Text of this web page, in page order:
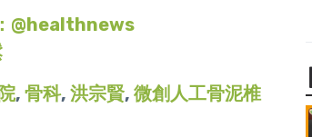
@healthnews
, 骨科, 洪宗賢, 微創人工骨泥椎